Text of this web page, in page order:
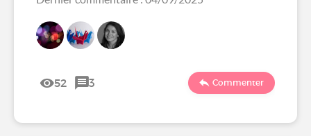
52 3 Commenter